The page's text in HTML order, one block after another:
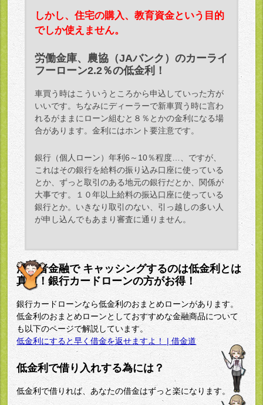
しかし、住宅の購入、教育資金という目的
でしか使えません。
労働金庫、農協（JAバンク）のカーライ
フーローン2.2％の低金利！
車買う時はこういうところから申込していった方が
いいです。ちなみにディーラーで新車買う時に言わ
れるがままにローン組むと８％とかの金利になる場
合があります。金利にはホント要注意です。
銀行（個人ローン）年利6～10％程度…、ですが、
これはその銀行を給料の振り込み口座に使っている
とか、ずっと取引のある地元の銀行だとか、関係が
大事です。１０年以上給料の振込口座に使っている
銀行とか。いきなり取引のない、引っ越しの多い人
が申し込んでもあまり審査に通りません。
消費者金融で キャッシングするのは低金利とは
真逆！銀行カードローンの方がお得！
銀行カードローンなら低金利のおまとめローンがあります。
低金利のおまとめローンとしておすすめな金融商品について
も以下のページで解説しています。
低金利にすると早く借金を返せますよ！ | 借金道
低金利で借り入れする為には？
低金利で借りれば、あなたの借金はずっと楽になります。